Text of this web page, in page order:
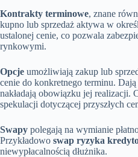
Kontrakty terminowe, znane
kupno lub sprzedaż aktywa w
ustalonej cenie, co pozwala
rynkowymi.
Opcje umożliwiają zakup lub
cenie do konkretnego terminu.
nakładają obowiązku jej realizacji.
spekulacji dotyczącej przyszłych
Swapy polegają na wymianie
Przykładowo swap ryzyka
niewypłacalnością dłużnika.